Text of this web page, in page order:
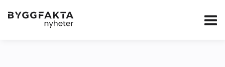
Kategorier Jobbmarkedet Annonsere i